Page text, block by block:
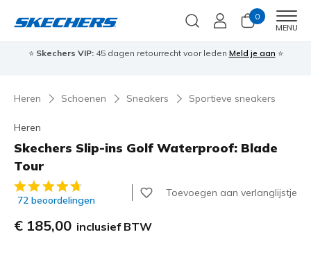
0
MENU
⭐ Skechers VIP:45 dagen retourrecht voor leden Meld je aan ⭐
Heren Schoenen Sneakers Sportieve sneakers
Heren
Skechers Slip-ins Golf Waterproof: Blade
Tour
5 van de 5 klantbeoordelingen
72 beoordelingen
Toevoegen aan verlanglijstje
€ 185,00 inclusief BTW